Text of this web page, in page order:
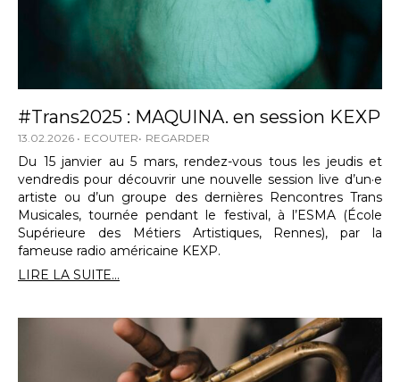
#Trans2025 : MAQUINA. en session KEXP
13.02.2026 ECOUTER REGARDER
Du 15 janvier au 5 mars, rendez-vous tous les jeudis et
vendredis pour découvrir une nouvelle session live d’un·e
artiste ou d’un groupe des dernières Rencontres Trans
Musicales, tournée pendant le festival, à l’ESMA (École
Supérieure des Métiers Artistiques, Rennes), par la
fameuse radio américaine KEXP.
LIRE LA SUITE...